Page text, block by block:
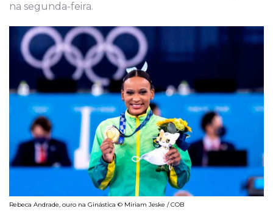
na segunda-feira.
Rebeca Andrade, ouro na Ginástica © Miriam Jeske / COB